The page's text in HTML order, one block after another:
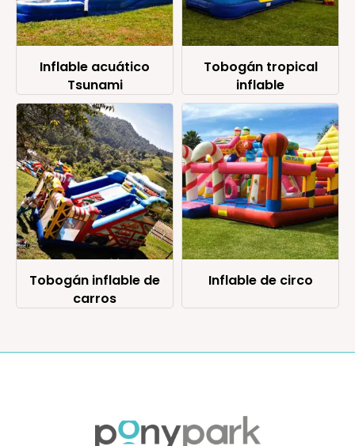
Inflable acuático
Tsunami
Tobogán tropical
inflable
Tobogán inflable de
carros
Inflable de circo